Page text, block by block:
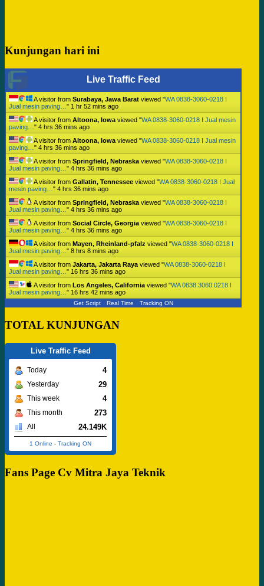
Kunjungan hari ini
Live Traffic Feed
A visitor from Surabaya, Jawa Barat viewed "WA 0838-3060-0218 I
Jual mesin paving… " 1 hr 52 mins ago
A visitor from Altoona, Iowa viewed "WA 0838-3060-0218 I Jual mesin
paving… " 4 hrs 36 mins ago
A visitor from Altoona, Iowa viewed "WA 0838-3060-0218 I Jual mesin
paving… " 4 hrs 36 mins ago
A visitor from Springfield, Nebraska viewed "WA 0838-3060-0218 I
Jual mesin paving… " 4 hrs 36 mins ago
A visitor from Gallatin, Tennessee viewed "WA 0838-3060-0218 I Jual
mesin paving… " 4 hrs 36 mins ago
A visitor from Springfield, Nebraska viewed "WA 0838-3060-0218 I
Jual mesin paving… " 4 hrs 36 mins ago
A visitor from Social Circle, Georgia viewed "WA 0838-3060-0218 I
Jual mesin paving… " 4 hrs 36 mins ago
A visitor from Mayen, Rheinland-pfalz viewed "WA 0838-3060-0218 I
Jual mesin paving… " 8 hrs 8 mins ago
A visitor from Jakarta, Jakarta Raya viewed "WA 0838-3060-0218 I
Jual mesin paving… " 16 hrs 36 mins ago
A visitor from Los Angeles, California viewed "WA 0838.3060.0218 I
Jual mesin paving… " 16 hrs 42 mins ago
Get Script Real Time Tracking ON
TOTAL KUNJUNGAN
Live Traffic Feed
Today 4
Yesterday 29
This week 4
This month 273
All 24.149K
1 Online - Tracking ON
Fans Page Cv Mitra Jaya Teknik